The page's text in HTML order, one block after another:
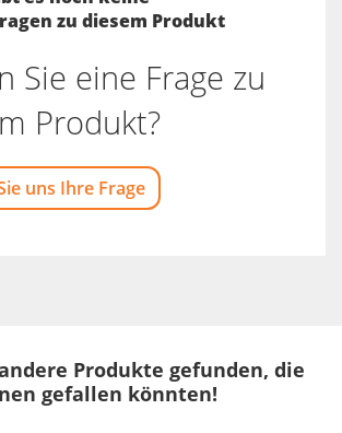
zu diesem Produkt
Sie eine Frage zu
Produkt?
uns Ihre Frage
Produkte gefunden, die
gefallen könnten!